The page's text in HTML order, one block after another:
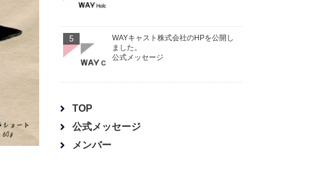
5
WAYキャスト株式会社のHPを公開し
ました。
公式メッセージ
TOP
公式メッセージ
メンバー